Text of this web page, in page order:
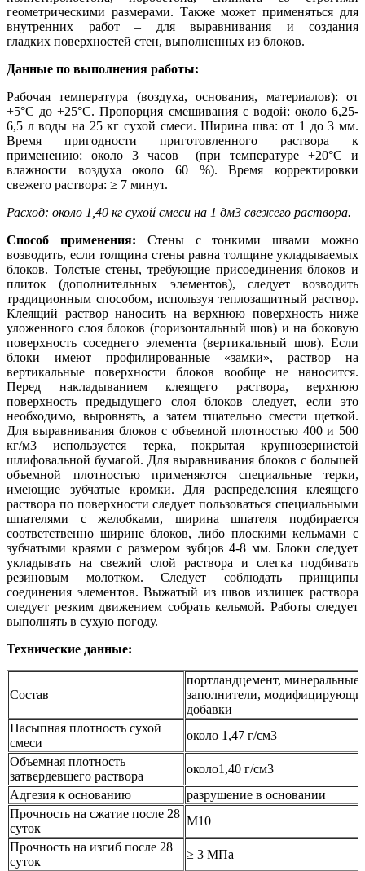
геометрическими размерами. Также может применяться для
внутренних работ – для выравнивания и создания
гладких поверхностей стен, выполненных из блоков.
Данные по выполнения работы:
Рабочая температура (воздуха, основания, материалов): от
+5°C до +25°C. Пропорция смешивания с водой: около 6,25-
6,5 л воды на 25 кг сухой смеси. Ширина шва: от 1 до 3 мм.
Время пригодности приготовленного раствора к
применению: около 3 часов (при температуре +20°C и
влажности воздуха около 60 %). Время корректировки
свежего раствора: ≥ 7 минут.
Расход: около 1,40 кг сухой смеси на 1 дм3 свежего раствора.
Способ применения: Стены с тонкими швами можно
возводить, если толщина стены равна толщине укладываемых
блоков. Толстые стены, требующие присоединения блоков и
плиток (дополнительных элементов), следует возводить
традиционным способом, используя теплозащитный раствор.
Клеящий раствор наносить на верхнюю поверхность ниже
уложенного слоя блоков (горизонтальный шов) и на боковую
поверхность соседнего элемента (вертикальный шов). Если
блоки имеют профилированные «замки», раствор на
вертикальные поверхности блоков вообще не наносится.
Перед накладыванием клеящего раствора, верхнюю
поверхность предыдущего слоя блоков следует, если это
необходимо, выровнять, а затем тщательно смести щеткой.
Для выравнивания блоков с объемной плотностью 400 и 500
кг/м3 используется терка, покрытая крупнозернистой
шлифовальной бумагой. Для выравнивания блоков с большей
объемной плотностью применяются специальные терки,
имеющие зубчатые кромки. Для распределения клеящего
раствора по поверхности следует пользоваться специальными
шпателями с желобками, ширина шпателя подбирается
соответственно ширине блоков, либо плоскими кельмами с
зубчатыми краями с размером зубцов 4-8 мм. Блоки следует
укладывать на свежий слой раствора и слегка подбивать
резиновым молотком. Следует соблюдать принципы
соединения элементов. Выжатый из швов излишек раствора
следует резким движением собрать кельмой. Работы следует
выполнять в сухую погоду.
Технические данные:
Состав
портландцемент, минеральные
заполнители,
добавки
Насыпная плотность сухой
смеси
около 1,47 г/см3
Объемная плотность
затвердевшего раствора
около1,40 г/см3
Адгезия к основанию
разрушение в основании
Прочность на сжатие после 28
суток
M10
Прочность на изгиб после 28
суток
≥ 3 МПа